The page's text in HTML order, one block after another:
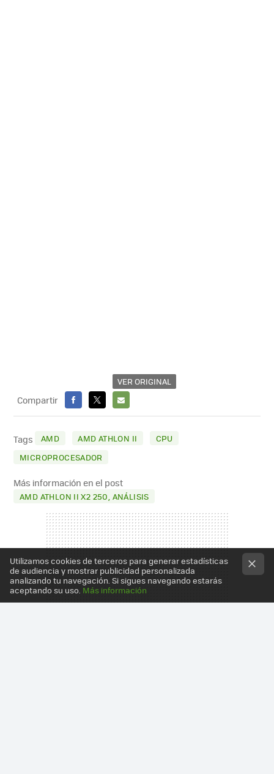
VER ORIGINAL
Compartir
FACEBOOK
X
E-
MAIL
Tags AMD AMD ATHLON II
CPU
MICROPROCESADOR
Más información en el post
AMD ATHLON II X2 250, ANÁLISIS
Utilizamos cookies de terceros para generar estadísticas
de audiencia y mostrar publicidad personalizada
analizando tu navegación. Si sigues navegando estarás
aceptando su uso. Más información